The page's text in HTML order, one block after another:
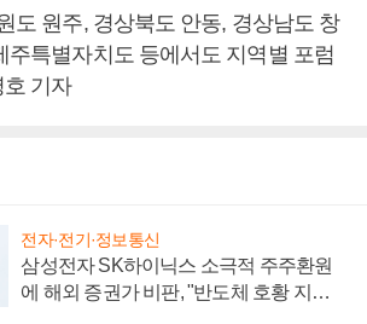
도 원주, 경상북도 안동, 경상남도 창
주특별자치도 등에서도 지역별 포럼
호 기자
전자·전기·정보통신
삼성전자 SK하이닉스 소극적 주주환원
에 해외 증권가 비판, "반도체 호황 지속